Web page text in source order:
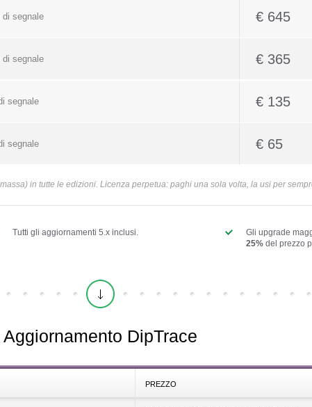
segnale € 645
segnale € 365
segnale € 135
segnale € 65
in tutte le edizioni. Licenza perpetua: paghi una sola volta, la usi per
Tutti gli aggiornamenti 5.x inclusi.
Gli upgrade
25%del prezzo
Aggiornamento DipTrace
PREZZO